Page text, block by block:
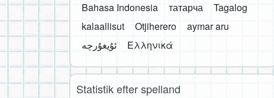
Bahasa Indonesia
татарча
Tagalog
kalaallisut
Otjiherero
aymar aru
Ελληνικά
Statistik efter spelland